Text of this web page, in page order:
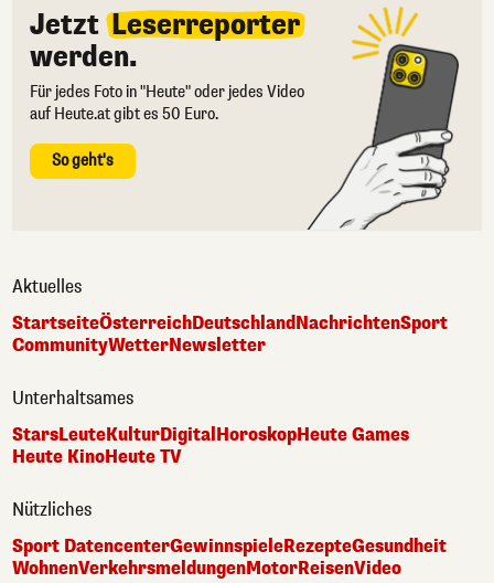
Jetzt Leserreporter
werden.
Für jedes Foto in "Heute" oder jedes Video
auf Heute.at gibt es 50 Euro.
So geht's
Aktuelles
StartseiteÖsterreichDeutschlandNachrichtenSport
CommunityWetterNewsletter
Unterhaltsames
StarsLeuteKulturDigital HoroskopHeute Games
Heute KinoHeute TV
Nützliches
Sport DatencenterGewinnspieleRezepteGesundheit
WohnenVerkehrsmeldungenMotorReisenVideo